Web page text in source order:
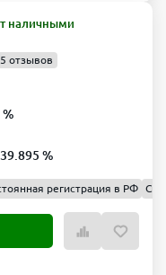
наличными
отзывов
%
%
регистрация в РФ